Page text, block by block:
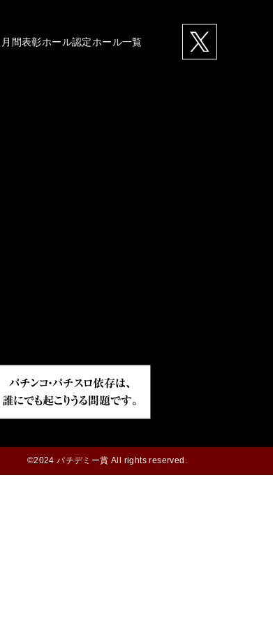
月間表彰ホール認定ホール一覧
©2024 パチデミー賞 All rights reserved.